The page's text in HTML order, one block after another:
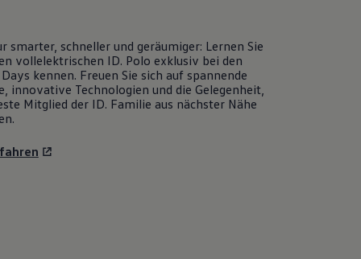
smarter, schneller und geräumiger: Lernen Sie
vollelektrischen ID. Polo exklusiv bei den
kennen. Freuen Sie sich auf spannende
innovative Technologien und die Gelegenheit,
Mitglied der ID. Familie aus nächster Nähe